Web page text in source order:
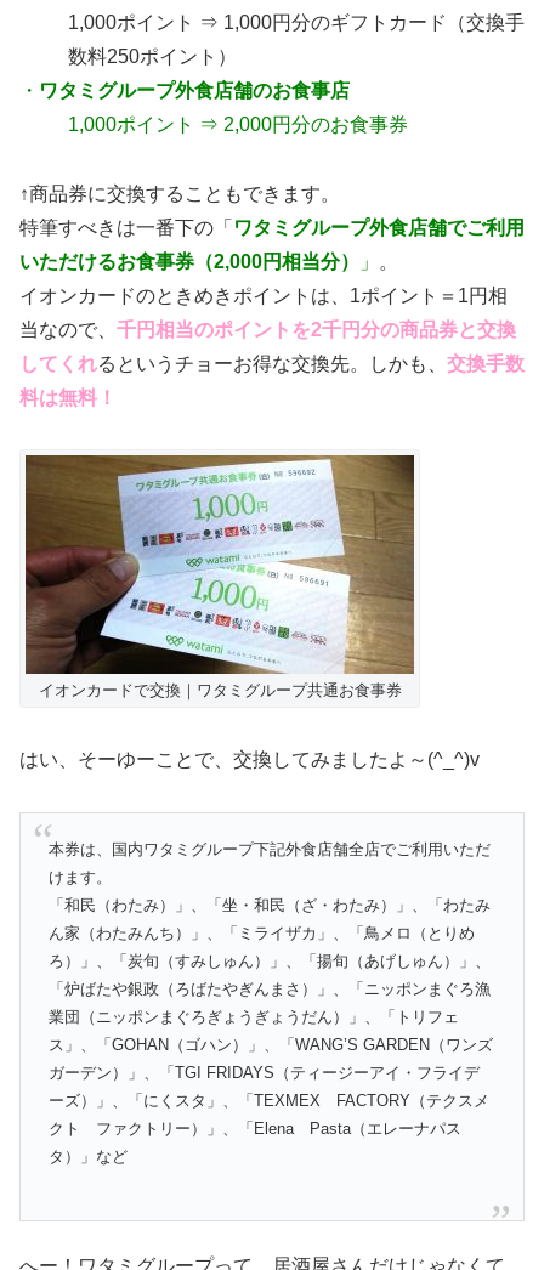
1,000ポイント ⇒ 1,000円分のギフトカード（交換手
数料250ポイント）
・ ワタミグループ外食店舗のお食事店
1,000ポイント ⇒ 2,000円分のお食事券
↑商品券に交換することもできます。
特筆すべきは一番下の「 ワタミグループ外食店舗でご利用
いただけるお食事券（2,000円相当分）
」
。
イオンカードのときめきポイントは、1ポイント＝1円相
当なので、 千円相当のポイントを2千円分の商品券と交換
してくれるというチョーお得な交換先。しかも、 交換手数
料は無料！
イオンカードで交換｜ワタミグループ共通お食事券
はい、そーゆーことで、交換してみましたよ～(^_^)v
本券は、国内ワタミグループ下記外食店舗全店でご利用いただ
けます。
「和民（わたみ）」、「坐・和民（ざ・わたみ）」、「わたみ
ん家（わたみんち）」、「ミライザカ」、「鳥メロ（とりめ
ろ）」、「炭旬（すみしゅん）」、「揚旬（あげしゅん）」、
「炉ばたや銀政（ろばたやぎんまさ）」、「ニッポンまぐろ漁
業団（ニッポンまぐろぎょうぎょうだん）」、「トリフェ
ス」、「GOHAN（ゴハン）」、「WANG’S GARDEN（ワンズ
ガーデン）」、「TGI FRIDAYS（ティージーアイ・フライデ
ーズ）」、「にくスタ」、「TEXMEX FACTORY（テクスメ
クト ファクトリー）」、「Elena Pasta（エレーナパス
タ）」など
へー！ワタミグループって、居酒屋さんだけじゃなくて、